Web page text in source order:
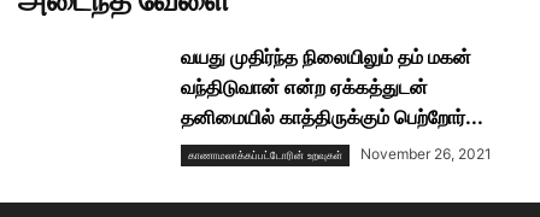
வயது முதிர்ந்த நிலையிலும் தம் மகன்
வந்திடுவான் என்ற ஏக்கத்துடன்
தனிமையில் காத்திருக்கும் பெற்றோர்...
காணாமலாக்கப்பட்டோரின் உறவுகள் November 26, 2021